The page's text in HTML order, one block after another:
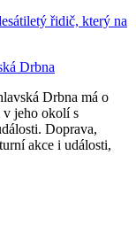
řidič, který na
Drbna
Drbna má o
v jeho okolí s
Doprava,
akce i události,